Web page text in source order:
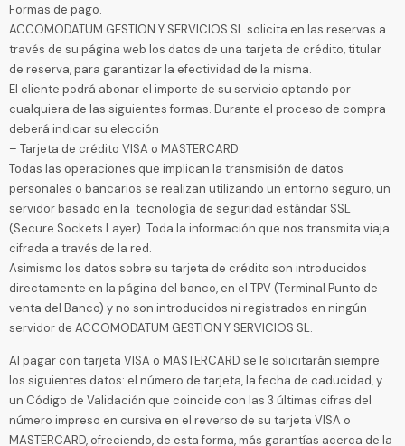
Formas de pago.
ACCOMODATUM GESTION Y SERVICIOS SL solicita en las reservas a
través de su página web los datos de una tarjeta de crédito, titular
de reserva, para garantizar la efectividad de la misma.
El cliente podrá abonar el importe de su servicio optando por
cualquiera de las siguientes formas. Durante el proceso de compra
deberá indicar su elección
– Tarjeta de crédito VISA o MASTERCARD
Todas las operaciones que implican la transmisión de datos
personales o bancarios se realizan utilizando un entorno seguro, un
servidor basado en la tecnología de seguridad estándar SSL
(Secure Sockets Layer). Toda la información que nos transmita viaja
cifrada a través de la red.
Asimismo los datos sobre su tarjeta de crédito son introducidos
directamente en la página del banco, en el TPV (Terminal Punto de
venta del Banco) y no son introducidos ni registrados en ningún
servidor de ACCOMODATUM GESTION Y SERVICIOS SL.
Al pagar con tarjeta VISA o MASTERCARD se le solicitarán siempre
los siguientes datos: el número de tarjeta, la fecha de caducidad, y
un Código de Validación que coincide con las 3 últimas cifras del
número impreso en cursiva en el reverso de su tarjeta VISA o
MASTERCARD, ofreciendo, de esta forma, más garantías acerca de la